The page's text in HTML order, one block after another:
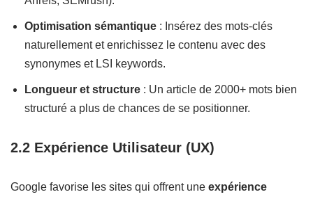
Optimisation sémantique : Insérez des mots-clés
naturellement et enrichissez le contenu avec des
synonymes et LSI keywords.
Longueur et structure : Un article de 2000+ mots bien
structuré a plus de chances de se positionner.
2.2 Expérience Utilisateur (UX)
Google favorise les sites qui offrent une expérience